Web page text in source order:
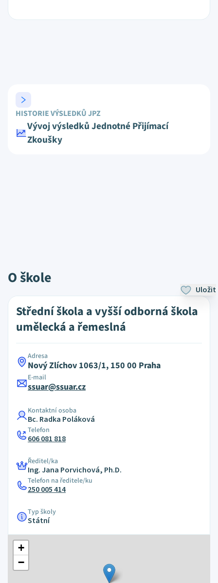
HISTORIE VÝSLEDKŮ JPZ
Vývoj výsledků Jednotné Přijímací
Zkoušky
O škole
Uložit
Střední škola a vyšší odborná škola
umělecká a řemeslná
Adresa
Nový Zlíchov 1063/1, 150 00 Praha
E-mail
ssuar@ssuar.cz
Kontaktní osoba
Bc. Radka Poláková
Telefon
606 081 818
Ředitel/ka
Ing. Jana Porvichová, Ph.D.
Telefon na ředitele/ku
250 005 414
Typ školy
Státní
+
−